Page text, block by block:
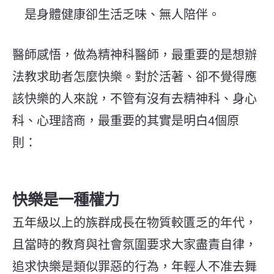
是身體健康卻生活乏味、無人陪伴。
醫師感悟，做為精神科醫師，最重要的是想辦
法教求助者怎麼快樂。對於活著、卻不覺得應
該快樂的人來說，不管有沒有去精神科、身心
科、心理諮商，最重要的其實是明白4個原
則：
快樂是一種權力
五年級以上的族群成長在物質較匱乏的年代，
且當時的教育與社會氛圍要求大家盡責自律，
追求快樂是類似罪惡的行為，年輕人不准去舞